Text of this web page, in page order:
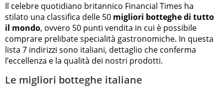
Il celebre quotidiano britannico Financial Times ha
stilato una classifica delle 50 migliori botteghe di tutto
il mondo, ovvero 50 punti vendita in cui è possibile
comprare prelibate specialità gastronomiche. In questa
lista 7 indirizzi sono italiani, dettaglio che conferma
l’eccellenza e la qualità dei nostri prodotti.
Le migliori botteghe italiane